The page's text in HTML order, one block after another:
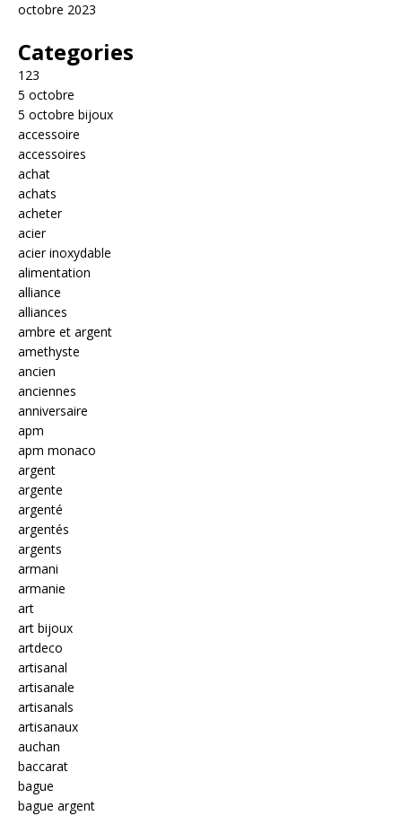
octobre 2023
Categories
123
5 octobre
5 octobre bijoux
accessoire
accessoires
achat
achats
acheter
acier
acier inoxydable
alimentation
alliance
alliances
ambre et argent
amethyste
ancien
anciennes
anniversaire
apm
apm monaco
argent
argente
argenté
argentés
argents
armani
armanie
art
art bijoux
artdeco
artisanal
artisanale
artisanals
artisanaux
auchan
baccarat
bague
bague argent